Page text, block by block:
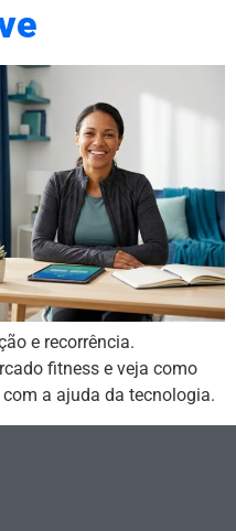
e recorrência.
fitness e veja como
a ajuda da tecnologia.